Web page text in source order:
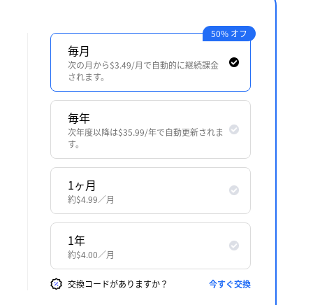
毎月
次の月から$3.49/月で自動的に継続課金
されます。
50% オフ
毎年
次年度以降は$35.99/年で自動更新されま
す。
1ヶ月
約$4.99／月
1年
約$4.00／月
交換コードがありますか？ 今すぐ交換